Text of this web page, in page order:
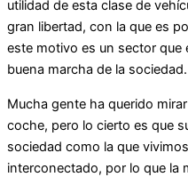
utilidad de esta clase de
gran libertad, con la que es
este motivo es un sector que
buena marcha de la sociedad.
Mucha gente ha querido
coche, pero lo cierto es que
sociedad como la que
interconectado, por lo que la